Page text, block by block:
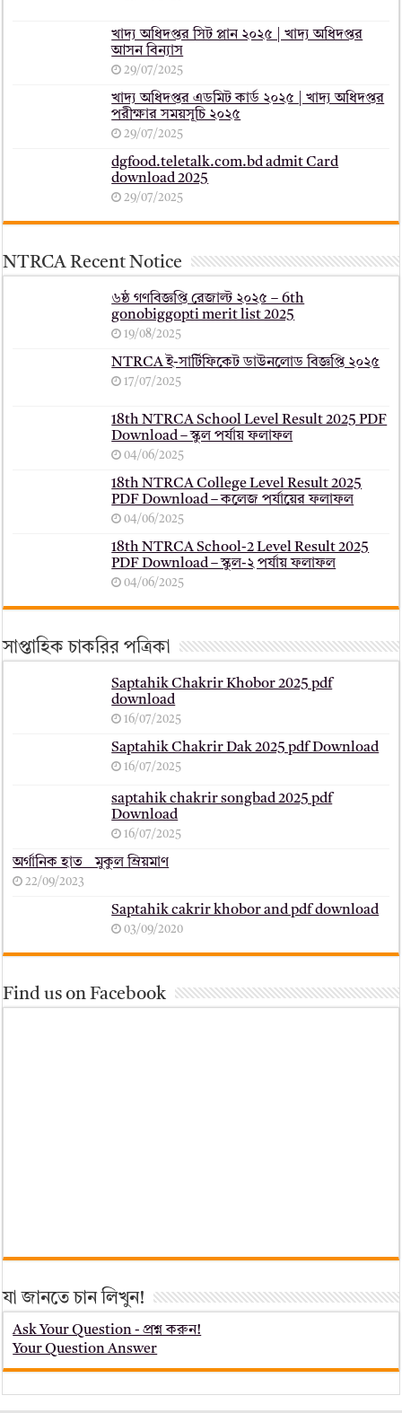
খাদ্য অধিদপ্তর সিট প্লান ২০২৫ | খাদ্য অধিদপ্তর
আসন বিন্যাস
29/07/2025
খাদ্য অধিদপ্তর এডমিট কার্ড ২০২৫ | খাদ্য অধিদপ্তর
পরীক্ষার সময়সূচি ২০২৫
29/07/2025
dgfood.teletalk.com.bd admit Card
download 2025
29/07/2025
NTRCA Recent Notice
৬ষ্ঠ গণবিজ্ঞপ্তি রেজাল্ট ২০২৫ – 6th
gonobiggopti merit list 2025
19/08/2025
NTRCA ই-সার্টিফিকেট ডাউনলোড বিজ্ঞপ্তি ২০২৫
17/07/2025
18th NTRCA School Level Result 2025 PDF
Download – স্কুল পর্যায় ফলাফল
04/06/2025
18th NTRCA College Level Result 2025
PDF Download – কলেজ পর্যায়ের ফলাফল
04/06/2025
18th NTRCA School-2 Level Result 2025
PDF Download – স্কুল-২ পর্যায় ফলাফল
04/06/2025
সাপ্তাহিক চাকরির পত্রিকা
Saptahik Chakrir Khobor 2025 pdf
download
16/07/2025
Saptahik Chakrir Dak 2025 pdf Download
16/07/2025
saptahik chakrir songbad 2025 pdf
Download
16/07/2025
অর্গানিক হাত _ মুকুল ম্রিয়মাণ
22/09/2023
Saptahik cakrir khobor and pdf download
03/09/2020
Find us on Facebook
যা জানতে চান লিখুন!
Ask Your Question - প্রশ্ন করুন!
Your Question Answer